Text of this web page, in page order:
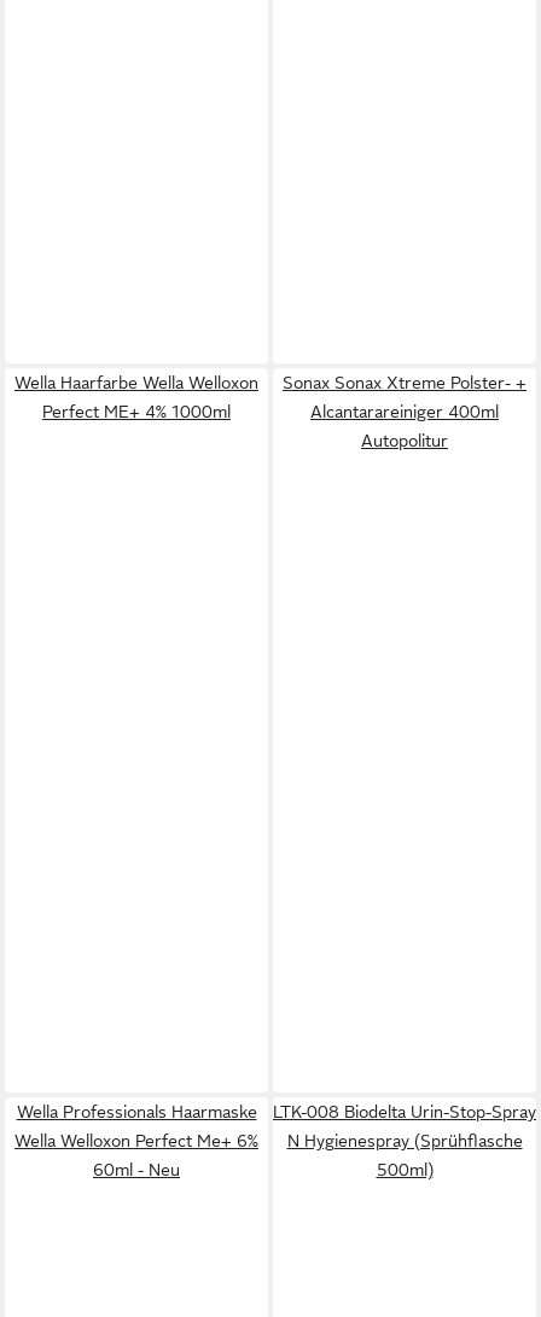
Wella Haarfarbe Wella Welloxon
Perfect ME+ 4% 1000ml
Sonax Sonax Xtreme Polster- +
Alcantarareiniger 400ml
Autopolitur
Wella Professionals Haarmaske
Wella Welloxon Perfect Me+ 6%
60ml - Neu
LTK-008 Biodelta Urin-Stop-Spray
N Hygienespray (Sprühflasche
500ml)